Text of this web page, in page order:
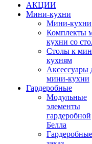
АКЦИИ
Мини-кухни
Мини-кухни
Комплекты
кухни со
Столы к
кухням
Аксессуары
мини-кухни
Гардеробные
Модульные
элементы
гардеробной
Белла